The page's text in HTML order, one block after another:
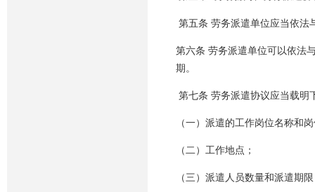
第五条 劳务派遣单位应当依法
第六条 劳务派遣单位可以依法
期。
第七条 劳务派遣协议应当载明
（一）派遣的工作岗位名称和
（二）工作地点；
（三）派遣人员数量和派遣期